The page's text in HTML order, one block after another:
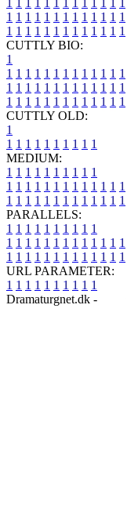
1 1 1 1 1 1 1 1 1 1 1 1 1
1 1 1 1 1 1 1 1 1 1 1 1 1
CUTTLY BIO:
1
1 1 1 1 1 1 1 1 1 1 1 1 1
1 1 1 1 1 1 1 1 1 1 1 1 1
1 1 1 1 1 1 1 1 1 1 1 1 1
CUTTLY OLD:
1
1 1 1 1 1 1 1 1 1 1
MEDIUM:
1 1 1 1 1 1 1 1 1 1
1 1 1 1 1 1 1 1 1 1 1 1 1
1 1 1 1 1 1 1 1 1 1 1 1 1
PARALLELS:
1 1 1 1 1 1 1 1 1 1
1 1 1 1 1 1 1 1 1 1 1 1 1
1 1 1 1 1 1 1 1 1 1 1 1 1
URL PARAMETER:
1 1 1 1 1 1 1 1 1 1
Dramaturgnet.dk -